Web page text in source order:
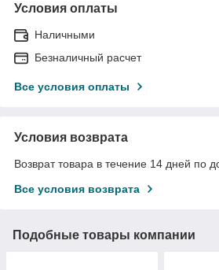
Условия оплаты
Наличными
Безналичный расчет
Все условия оплаты
Условия возврата
Возврат товара в течение 14 дней по
Все условия возврата
Подобные товары компании